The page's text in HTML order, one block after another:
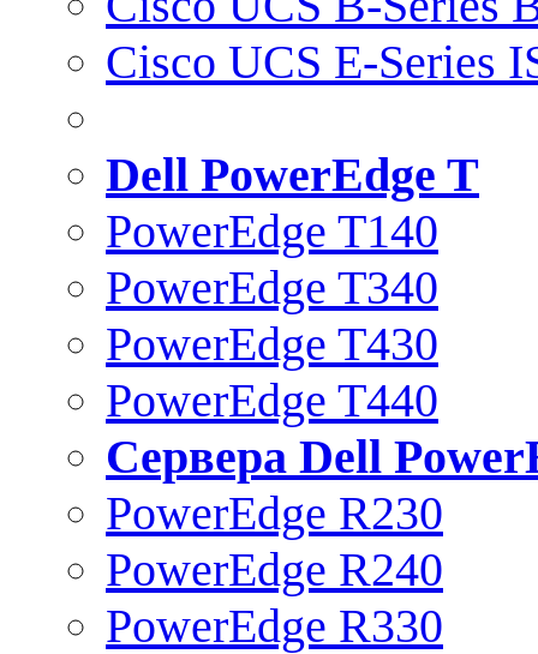
Cisco UCS E-Series
Dell PowerEdge T
PowerEdge T140
PowerEdge T340
PowerEdge T430
PowerEdge T440
Сервера Dell
PowerEdge R230
PowerEdge R240
PowerEdge R330